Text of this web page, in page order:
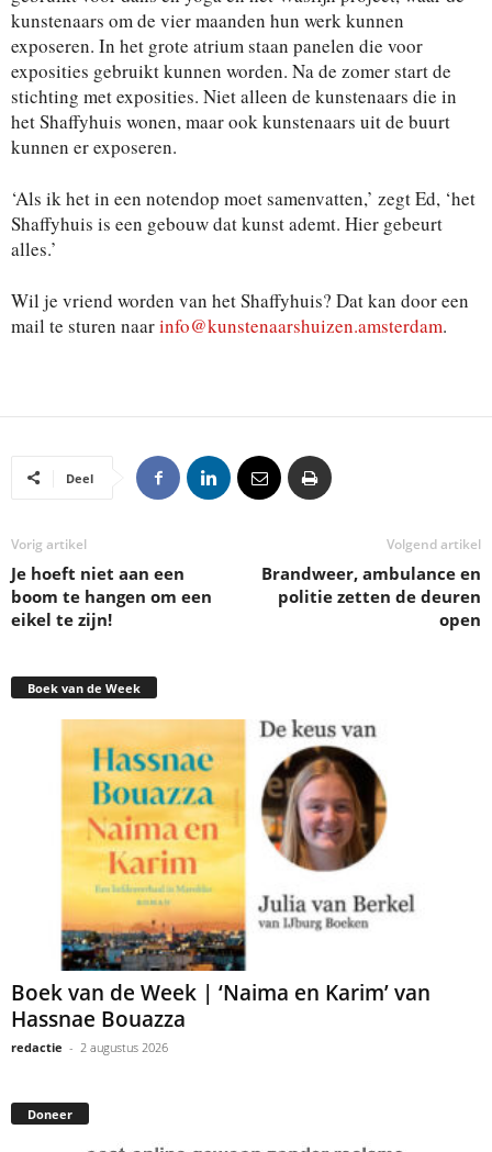
kunstenaars om de vier maanden hun werk kunnen
exposeren. In het grote atrium staan panelen die voor
exposities gebruikt kunnen worden. Na de zomer start de
stichting met exposities. Niet alleen de kunstenaars die in
het Shaffyhuis wonen, maar ook kunstenaars uit de buurt
kunnen er exposeren.
‘Als ik het in een notendop moet samenvatten,’ zegt Ed, ‘het
Shaffyhuis is een gebouw dat kunst ademt. Hier gebeurt
alles.’
Wil je vriend worden van het Shaffyhuis? Dat kan door een
mail te sturen naarinfo@kunstenaarshuizen.amsterdam.
Deel
Vorig artikel
Je hoeft niet aan een
boom te hangen om een
eikel te zijn!
Volgend artikel
Brandweer, ambulance en
politie zetten de deuren
open
Boek van de Week
Boek van de Week | ‘Naima en Karim’ van
Hassnae Bouazza
redactie - 2 augustus 2026
Doneer